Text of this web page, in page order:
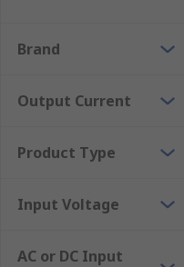
Brand
Output Current
Product Type
Input Voltage
AC or DC Input